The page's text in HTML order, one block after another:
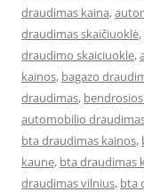
draudimas kaina,
draudimas skaičiuoklė,
draudimo skaiciuokle,
kainos, bagazo
draudimas,
automobilio
bta draudimas kainos,
kaune, bta draudimas
draudimas vilnius, bta